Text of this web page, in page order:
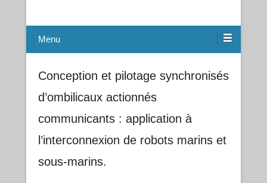
Menu
Conception et pilotage synchronisés
d’ombilicaux actionnés
communicants : application à
l’interconnexion de robots marins et
sous-marins.